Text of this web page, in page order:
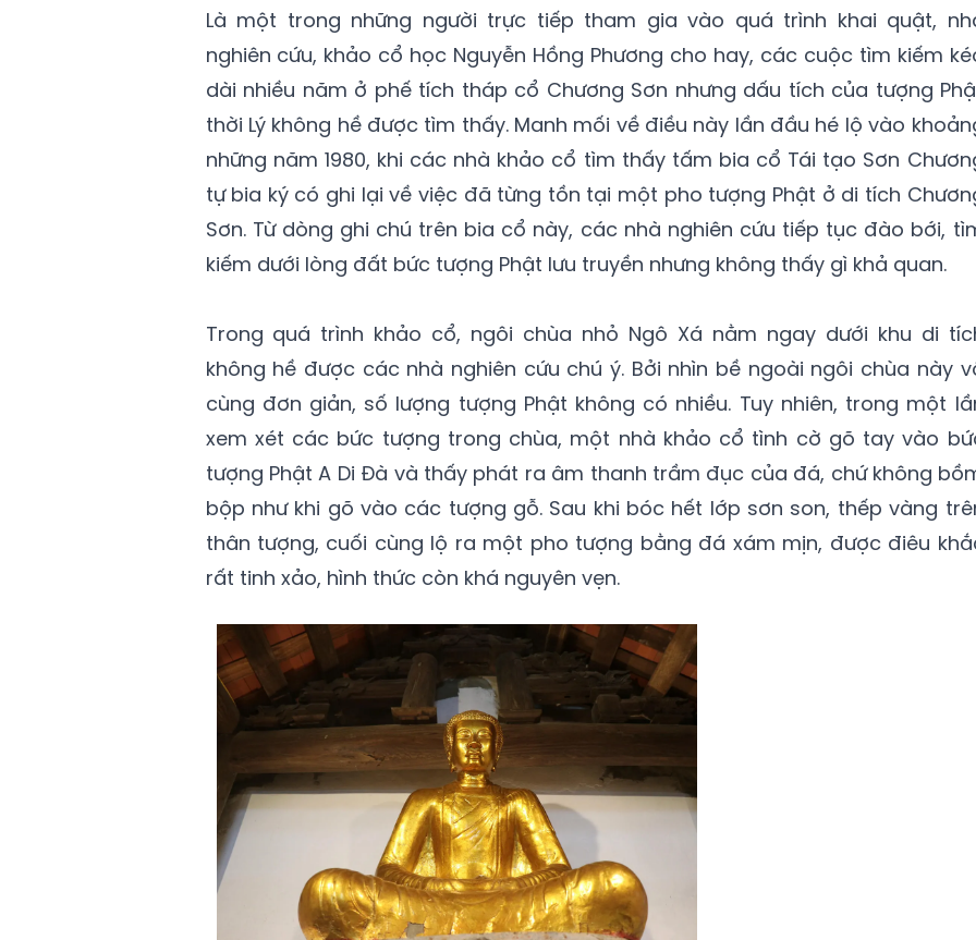
Là một trong những người trực tiếp tham gia vào quá trình khai quật,
nghiên cứu, khảo cổ học Nguyễn Hồng Phương cho hay, các cuộc tìm kiếm
dài nhiều năm ở phế tích tháp cổ Chương Sơn nhưng dấu tích của tượng
thời Lý không hề được tìm thấy. Manh mối về điều này lần đầu hé lộ vào
những năm 1980, khi các nhà khảo cổ tìm thấy tấm bia cổ Tái tạo Sơn
tự bia ký có ghi lại về việc đã từng tồn tại một pho tượng Phật ở di tích
Sơn. Từ dòng ghi chú trên bia cổ này, các nhà nghiên cứu tiếp tục đào bới,
kiếm dưới lòng đất bức tượng Phật lưu truyền nhưng không thấy gì khả quan.
Trong quá trình khảo cổ, ngôi chùa nhỏ Ngô Xá nằm ngay dưới khu di
không hề được các nhà nghiên cứu chú ý. Bởi nhìn bề ngoài ngôi chùa này
cùng đơn giản, số lượng tượng Phật không có nhiều. Tuy nhiên, trong một
xem xét các bức tượng trong chùa, một nhà khảo cổ tình cờ gõ tay vào
tượng Phật A Di Đà và thấy phát ra âm thanh trầm đục của đá, chứ không
bộp như khi gõ vào các tượng gỗ. Sau khi bóc hết lớp sơn son, thếp vàng
thân tượng, cuối cùng lộ ra một pho tượng bằng đá xám mịn, được điêu
rất tinh xảo, hình thức còn khá nguyên vẹn.